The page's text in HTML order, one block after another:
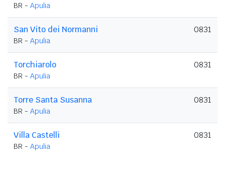
BR - Apulia
San Vito dei Normanni
BR - Apulia
0831
Torchiarolo
BR - Apulia
0831
Torre Santa Susanna
BR - Apulia
0831
Villa Castelli
BR - Apulia
0831